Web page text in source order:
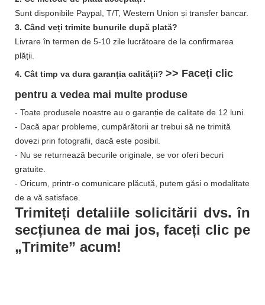
Sunt disponibile Paypal, T/T, Western Union și transfer bancar.
3. Când veți trimite bunurile după plată?
Livrare în termen de 5-10 zile lucrătoare de la confirmarea
plății.
4. Cât timp va dura garanția calității? >> Faceți clic
pentru a vedea mai multe produse
- Toate produsele noastre au o garanție de calitate de 12 luni.
- Dacă apar probleme, cumpărătorii ar trebui să ne trimită
dovezi prin fotografii, dacă este posibil.
- Nu se returnează becurile originale, se vor oferi becuri
gratuite.
- Oricum, printr-o comunicare plăcută, putem găsi o modalitate
de a vă satisface.
Trimiteți detaliile solicitării dvs. în
secțiunea de mai jos, faceți clic pe
„Trimite” acum!